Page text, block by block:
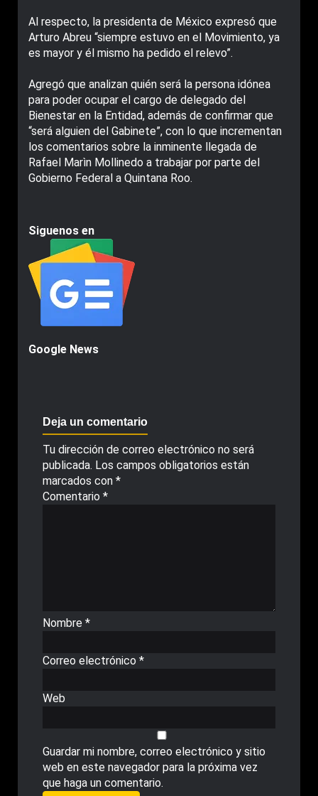
Al respecto, la presidenta de México expresó que
Arturo Abreu “siempre estuvo en el Movimiento, ya
es mayor y él mismo ha pedido el relevo”.
Agregó que analizan quién será la persona idónea
para poder ocupar el cargo de delegado del
Bienestar en la Entidad, además de confirmar que
“será alguien del Gabinete”, con lo que incrementan
los comentarios sobre la inminente llegada de
Rafael Marìn Mollinedo a trabajar por parte del
Gobierno Federal a Quintana Roo.
Siguenos en
Google News
Deja un comentario
Tu dirección de correo electrónico no será
publicada. Los campos obligatorios están
marcados con *
Comentario *
Nombre *
Correo electrónico *
Web
Guardar mi nombre, correo electrónico y sitio
web en este navegador para la próxima vez
que haga un comentario.